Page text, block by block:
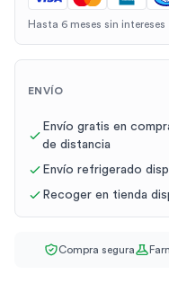
Hasta 6 meses sin intereses
ENVÍO
Envío gratis en
de distancia
Envío refrigerado
Recoger en tienda
Compra segura